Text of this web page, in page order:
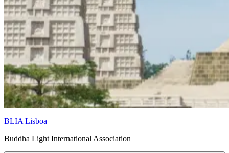
BLIA Lisboa
Buddha Light International Association